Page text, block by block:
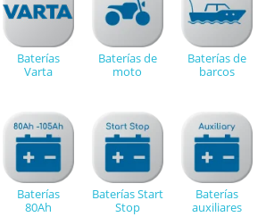
Baterías
Varta
Baterías de
moto
Baterías de
barcos
Baterías
80Ah
Baterías Start
Stop
Baterías
auxiliares